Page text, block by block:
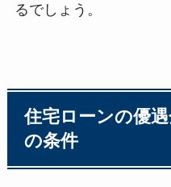
るでしょう。
住宅ローンの優
の条件